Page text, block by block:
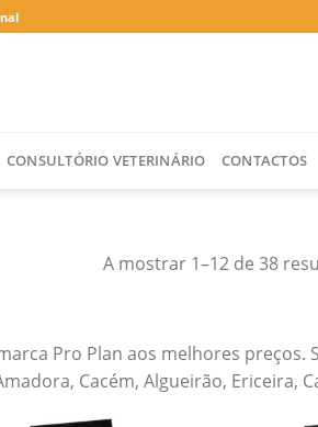
CONSULTÓRIO VETERINÁRIO CONTACTOS
A mostrar 1–12 de 38
Pro Plan aos melhores preços.
Cacém, Algueirão, Ericeira,